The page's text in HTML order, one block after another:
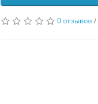
0 отзывов/